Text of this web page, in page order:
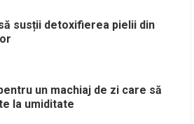
susții detoxifierea pielii din
un machiaj de zi care să
la umiditate